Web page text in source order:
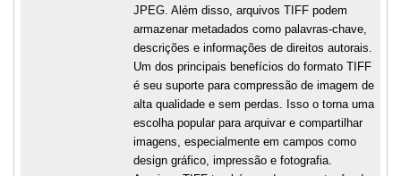
JPEG. Além disso, arquivos TIFF podem
armazenar metadados como palavras-chave,
descrições e informações de direitos autorais.
Um dos principais benefícios do formato TIFF
é seu suporte para compressão de imagem de
alta qualidade e sem perdas. Isso o torna uma
escolha popular para arquivar e compartilhar
imagens, especialmente em campos como
design gráfico, impressão e fotografia.